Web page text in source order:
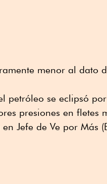
menor al dato
petróleo se eclipsó
presiones en fletes
Jefe de Ve por Más